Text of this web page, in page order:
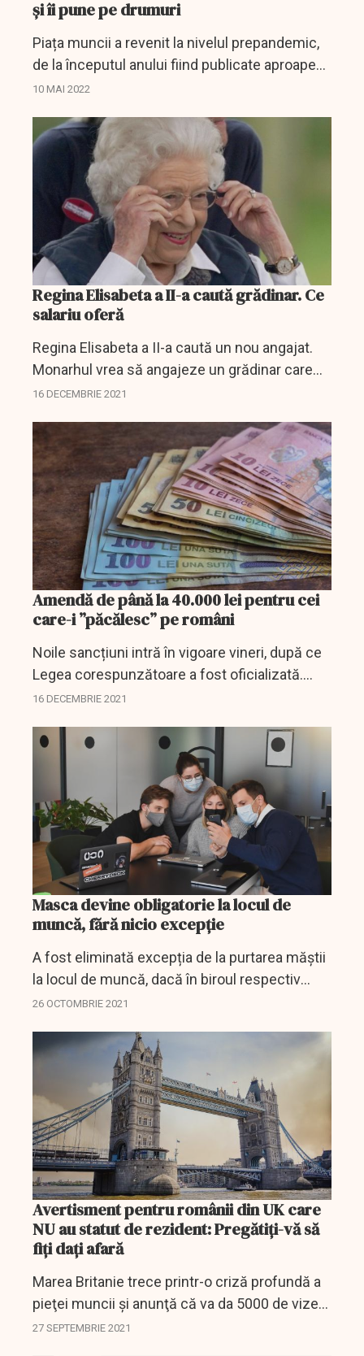
și îi pune pe drumuri
Piața muncii a revenit la nivelul prepandemic,
de la începutul anului fiind publicate aproape
165.000 de locuri de muncă, cu 55% mai multe
mai multe...
10 MAI 2022
Regina Elisabeta a II-a caută grădinar. Ce
salariu oferă
Regina Elisabeta a II-a caută un nou angajat.
Monarhul vrea să angajeze un grădinar care
să aibă grijă de parcurile din Windsor.
16 DECEMBRIE 2021
Amendă de până la 40.000 lei pentru cei
care-i ”păcălesc” pe români
Noile sancțiuni intră în vigoare vineri, după ce
Legea corespunzătoare a fost oficializată.
Potrivit actului normativ, agenții și furnizorii de
avea...
16 DECEMBRIE 2021
Masca devine obligatorie la locul de
muncă, fără nicio excepție
A fost eliminată excepția de la purtarea măștii
la locul de muncă, dacă în biroul respectiv
existau maximum 10 salariați, toți fiind
26 OCTOMBRIE 2021
Avertisment pentru românii din UK care
NU au statut de rezident: Pregătiţi-vă să
fiţi dați afară
Marea Britanie trece printr-o criză profundă a
pieţei muncii şi anunţă că va da 5000 de vize
temporare astfel încât benzinăriile să nu mai
27 SEPTEMBRIE 2021